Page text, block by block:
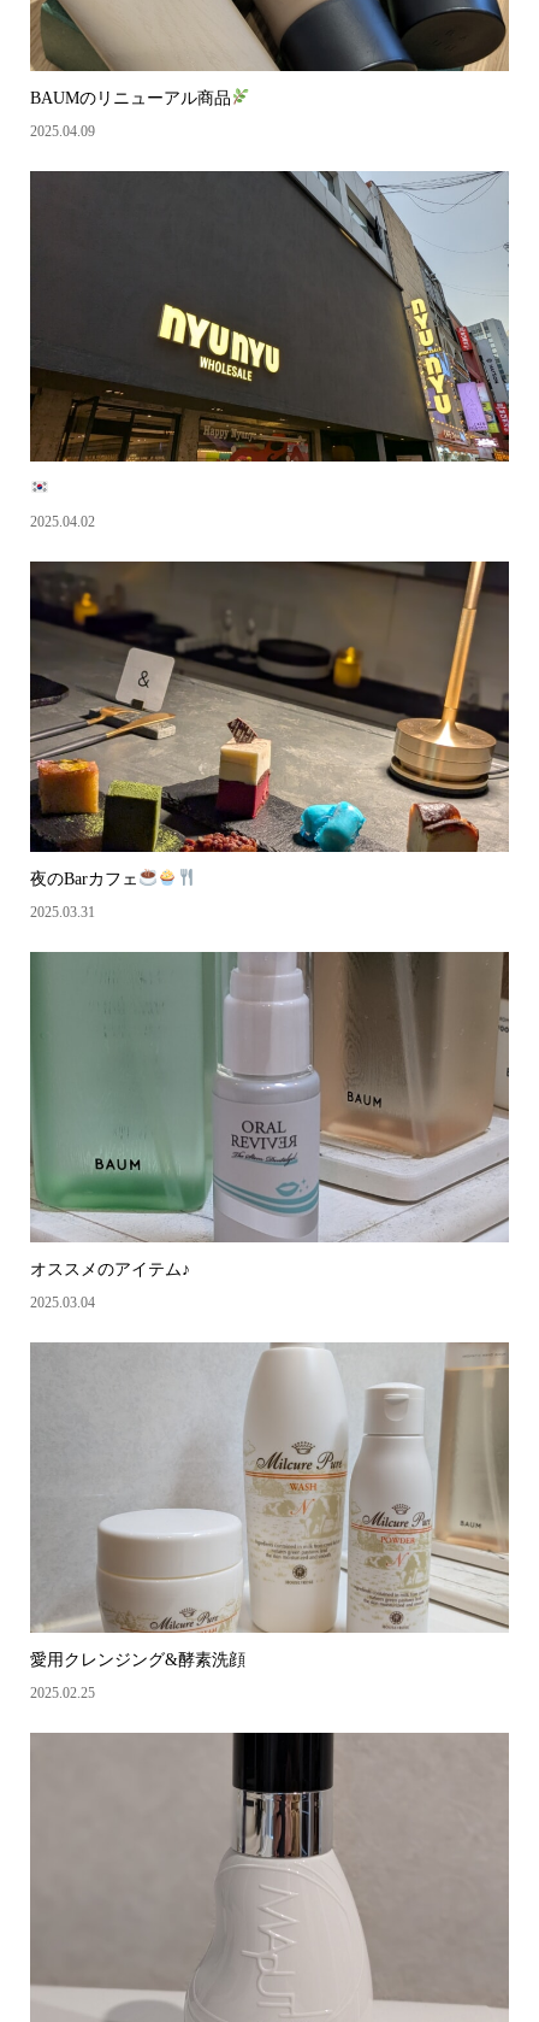
BAUMのリニューアル商品
2025.04.09
2025.04.02
夜のBarカフェ
2025.03.31
オススメのアイテム♪
2025.03.04
愛用クレンジング&酵素洗顔
2025.02.25